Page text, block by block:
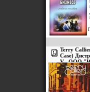
Terry
Case)
V , ООО